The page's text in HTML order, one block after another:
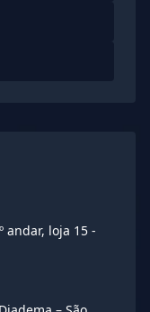
andar, loja 15 -